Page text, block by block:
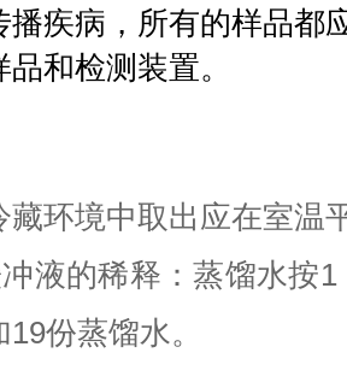
播疾病，所有的样品都
品和检测装置。
藏环境中取出应在室温
液的稀释：蒸馏水按
份蒸馏水。